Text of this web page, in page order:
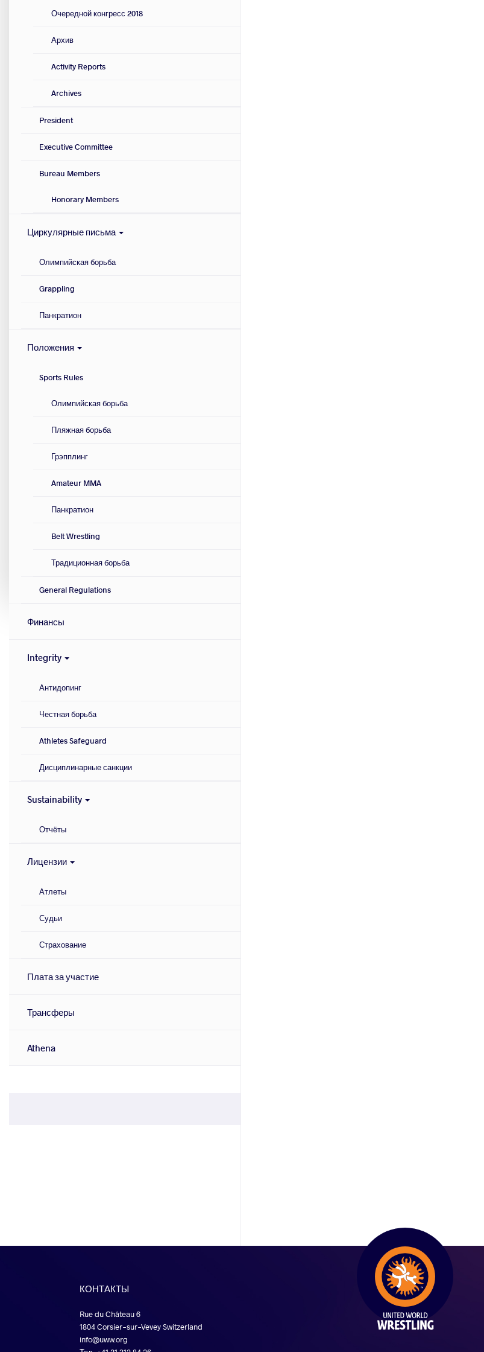
Очередной конгресс 2018
Архив
Activity Reports
Archives
President
Executive Committee
Bureau Members
Honorary Members
Циркулярные письма
Олимпийская борьба
Grappling
Панкратион
Положения
Sports Rules
Олимпийская борьба
Пляжная борьба
Грэпплинг
Amateur MMA
Панкратион
Belt Wrestling
Традиционная борьба
General Regulations
Финансы
Integrity
Антидопинг
Честная борьба
Athletes Safeguard
Дисциплинарные санкции
Sustainability
Отчёты
Лицензии
Атлеты
Судьи
Страхование
Плата за участие
Трансферы
Athena
КОНТАКТЫ
Rue du Château 6
1804 Corsier-sur-Vevey Switzerland
info@uww.org